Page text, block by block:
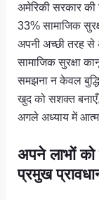
अमेरिकी सरकार की
33% सामाजिक
अपनी अच्छी तरह से
सामाजिक सुरक्षा
समझना न केवल
खुद को सशक्त
अगले अध्याय में
अपने लाभों
प्रमुख